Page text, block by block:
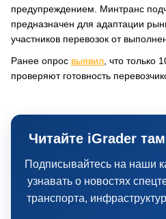
предупреждением. Минтранс
предназначен для адаптации
участников перевозок от
Ранее опрос выявил , что только
проверяют готовность
Читайте iGrader
Подписывайтесь на наши
узнавать о новостях
транспорта,